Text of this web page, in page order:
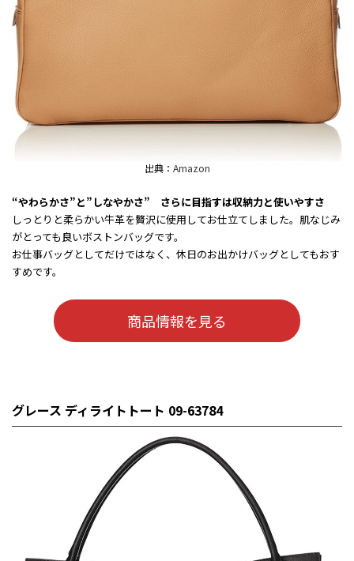
出典： Amazon
“やわらかさ”と”しなやかさ” さらに目指すは収納力と使いやすさ
しっとりと柔らかい牛革を贅沢に使用してお仕立てしました。肌なじみ
がとっても良いボストンバッグです。
お仕事バッグとしてだけではなく、休日のお出かけバッグとしてもおす
すめです。
商品情報を見る
グレース ディライトトート 09-63784